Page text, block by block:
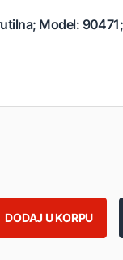
Model:
DODAJ U KORPU